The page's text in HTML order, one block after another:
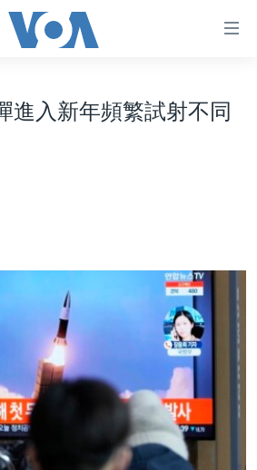
進入新年頻繁試射不同